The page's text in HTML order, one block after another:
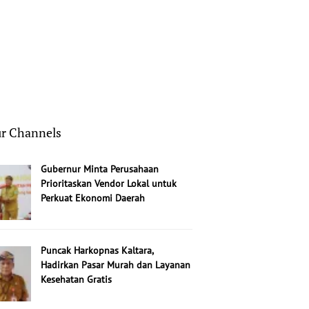
Channels
Gubernur Minta Perusahaan
Prioritaskan Vendor Lokal untuk
Perkuat Ekonomi Daerah
Puncak Harkopnas Kaltara,
Hadirkan Pasar Murah dan Layanan
Kesehatan Gratis